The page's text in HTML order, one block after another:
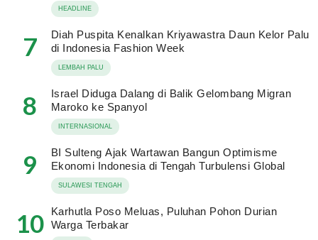
HEADLINE
7
Diah Puspita Kenalkan Kriyawastra Daun Kelor Palu
di Indonesia Fashion Week
LEMBAH PALU
8
Israel Diduga Dalang di Balik Gelombang Migran
Maroko ke Spanyol
INTERNASIONAL
9
BI Sulteng Ajak Wartawan Bangun Optimisme
Ekonomi Indonesia di Tengah Turbulensi Global
SULAWESI TENGAH
10
Karhutla Poso Meluas, Puluhan Pohon Durian
Warga Terbakar